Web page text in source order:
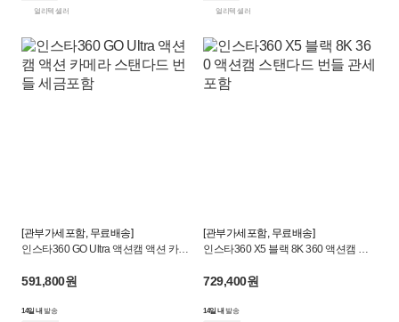
크
로
얼리텍 셀러 얼리텍 셀러
[관부가세포함, 무료배송]
인스타360 GO Ultra 액션캠 액션 카메
591,800원
14일 내 발송
[관부가세포함, 무료배송]
인스타360 X5 블랙 8K 360 액션캠 스
729,400원
14일 내 발송